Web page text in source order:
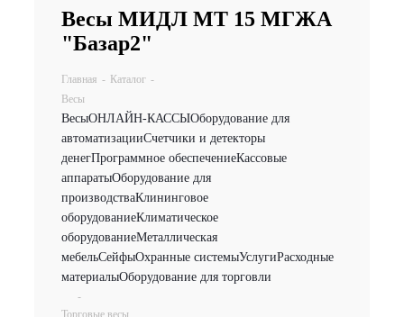
Весы МИДЛ МТ 15 МГЖА
"Базар2"
Главная - Каталог -
Весы
ВесыОНЛАЙН-КАССЫОборудование для
автоматизацииСчетчики и детекторы
денегПрограммное обеспечениеКассовые
аппаратыОборудование для
производстваКлининговое
оборудованиеКлиматическое
оборудованиеМеталлическая
мебельСейфыОхранные системыУслугиРасходные
материалыОборудование для торговли
-
Торговые весы